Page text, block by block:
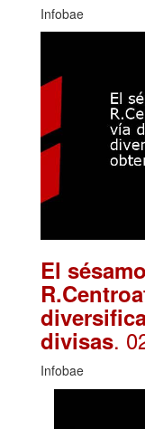
Infobae
El
divisas.
Infobae